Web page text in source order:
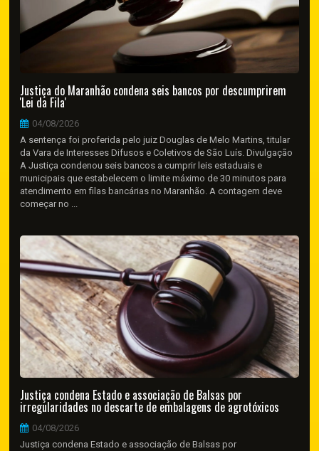
Justiça do Maranhão condena seis bancos por descumprirem
'Lei da Fila'
04/08/2026
A sentença foi proferida pelo juiz Douglas de Melo Martins, titular
da Vara de Interesses Difusos e Coletivos de São Luís. Divulgação
A Justiça condenou seis bancos a cumprir leis estaduais e
municipais que estabelecem o limite máximo de 30 minutos para
atendimento em filas bancárias no Maranhão. A contagem deve
começar no ...
Justiça condena Estado e associação de Balsas por
irregularidades no descarte de embalagens de agrotóxicos
04/08/2026
Justiça condena Estado e associação de Balsas por